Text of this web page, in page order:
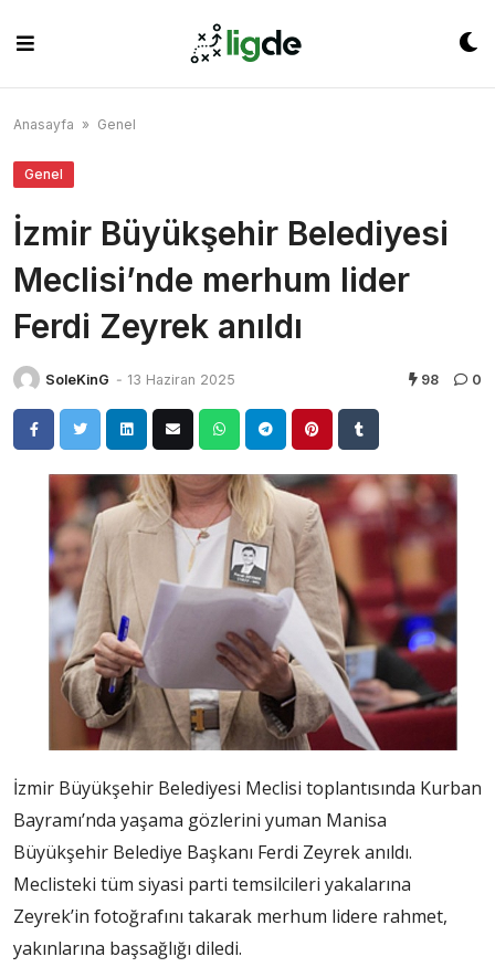
content
Anasayfa » Genel
Genel
İzmir Büyükşehir Belediyesi
Meclisi’nde merhum lider
Ferdi Zeyrek anıldı
SoleKinG - 13 Haziran 2025 98 0
İzmir Büyükşehir Belediyesi Meclisi toplantısında Kurban
Bayramı’nda yaşama gözlerini yuman Manisa
Büyükşehir Belediye Başkanı Ferdi Zeyrek anıldı.
Meclisteki tüm siyasi parti temsilcileri yakalarına
Zeyrek’in fotoğrafını takarak merhum lidere rahmet,
yakınlarına başsağlığı diledi.